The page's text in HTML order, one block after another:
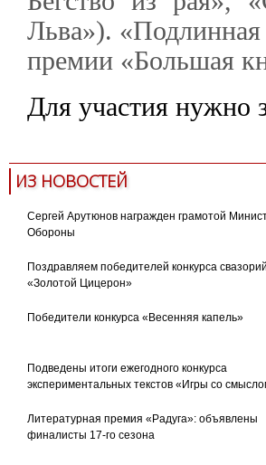
Льва»).
премии «Большая
Для участия нужно
ИЗ НОВОСТЕЙ
Сергей Арутюнов награжден грамотой
Обороны
Поздравляем победителей конкурса свазорий
«Золотой Цицерон»
Победители конкурса «Весенняя капель»
Подведены итоги ежегодного конкурса
экспериментальных текстов «Игры со
Литературная премия «Радуга»: объявлены
финалисты 17-го сезона